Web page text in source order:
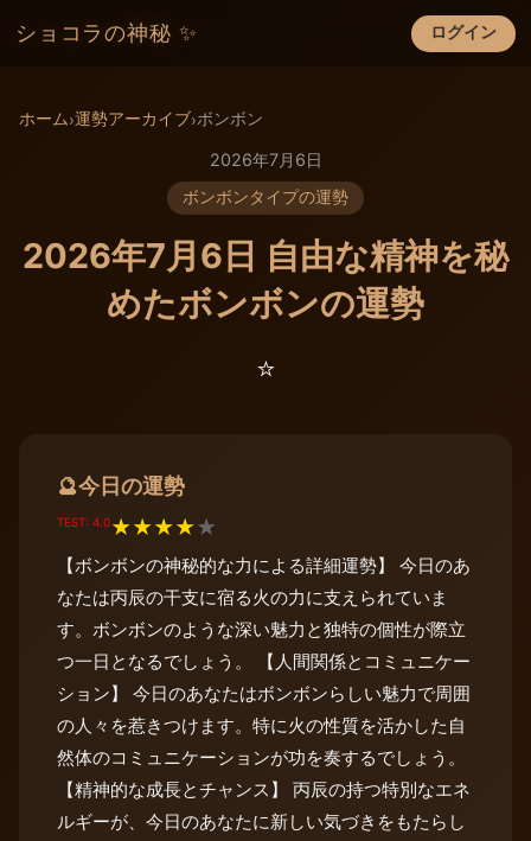
ショコラの神秘 ✨ ログイン
×
ホーム›運勢アーカイブ›ボンボン
2026年7月6日
ボンボンタイプの運勢
2026年7月6日 自由な精神を秘
めたボンボンの運勢
⭐️
🔮今日の運勢
TEST: 4.0★★★★★
【ボンボンの神秘的な力による詳細運勢】 今日のあ
なたは丙辰の干支に宿る火の力に支えられていま
す。ボンボンのような深い魅力と独特の個性が際立
つ一日となるでしょう。 【人間関係とコミュニケー
ション】 今日のあなたはボンボンらしい魅力で周囲
の人々を惹きつけます。特に火の性質を活かした自
然体のコミュニケーションが功を奏するでしょう。
【精神的な成長とチャンス】 丙辰の持つ特別なエネ
ルギーが、今日のあなたに新しい気づきをもたらし